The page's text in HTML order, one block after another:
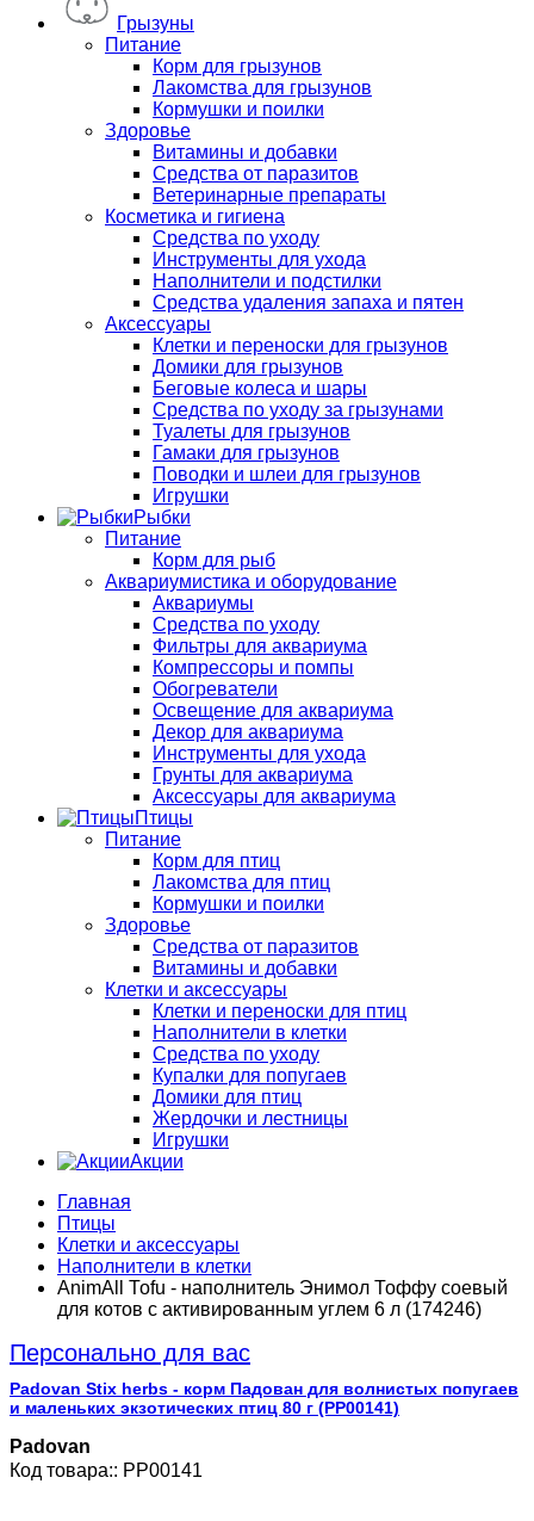
Грызуны
Питание
Корм для грызунов
Лакомства для грызунов
Кормушки и поилки
Здоровье
Витамины и добавки
Средства от паразитов
Ветеринарные препараты
Косметика и гигиена
Средства по уходу
Инструменты для ухода
Наполнители и подстилки
Средства удаления запаха и пятен
Аксессуары
Клетки и переноски для грызунов
Домики для грызунов
Беговые колеса и шары
Средства по уходу за грызунами
Туалеты для грызунов
Гамаки для грызунов
Поводки и шлеи для грызунов
Игрушки
Рыбки
Питание
Корм для рыб
Аквариумистика и оборудование
Аквариумы
Средства по уходу
Фильтры для аквариума
Компрессоры и помпы
Обогреватели
Освещение для аквариума
Декор для аквариума
Инструменты для ухода
Грунты для аквариума
Аксессуары для аквариума
Птицы
Питание
Корм для птиц
Лакомства для птиц
Кормушки и поилки
Здоровье
Средства от паразитов
Витамины и добавки
Клетки и аксессуары
Клетки и переноски для птиц
Наполнители в клетки
Средства по уходу
Купалки для попугаев
Домики для птиц
Жердочки и лестницы
Игрушки
Акции
Главная
Птицы
Клетки и аксессуары
Наполнители в клетки
AnimAll Тоfu - наполнитель Энимол Тоффу соевый
для котов с активированным углем 6 л (174246)
Персонально для вас
Padovan Stix herbs - корм Падован для волнистых попугаев
и маленьких экзотических птиц 80 г (PP00141)
Padovan
PP00141